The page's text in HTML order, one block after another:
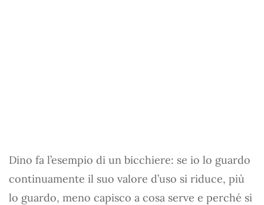
Dino fa l’esempio di un bicchiere: se io lo guardo
continuamente il suo valore d’uso si riduce, più
lo guardo, meno capisco a cosa serve e perché si